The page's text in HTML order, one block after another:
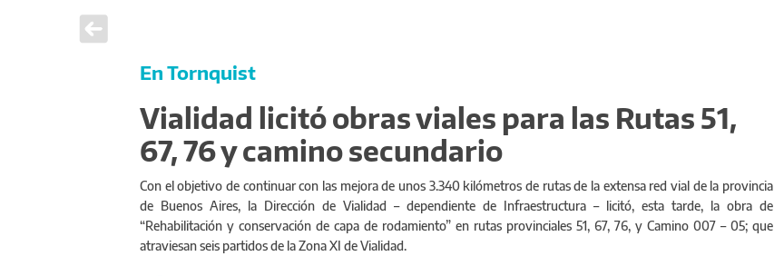
En Tornquist
Vialidad licitó obras viales para las Rutas 51,
67, 76 y camino secundario
Con el objetivo de continuar con las mejora de unos 3.340 kilómetros de rutas de la extensa red vial de la provincia
de Buenos Aires, la Dirección de Vialidad – dependiente de Infraestructura – licitó, esta tarde, la obra de
“Rehabilitación y conservación de capa de rodamiento” en rutas provinciales 51, 67, 76, y Camino 007 – 05; que
atraviesan seis partidos de la Zona XI de Vialidad.